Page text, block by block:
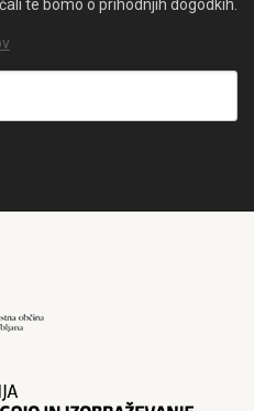
te bomo o prihodnjih dogodkih.